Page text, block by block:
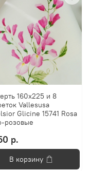
160х225 и 8
Vallesusa
Glicine 15741 Rosa
розовые
р.
В корзину